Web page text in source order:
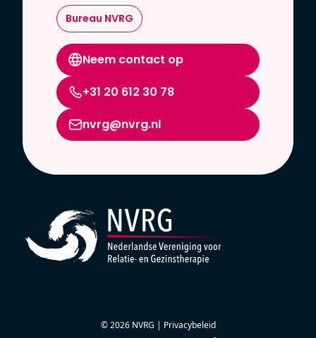
Bureau NVRG
Neem contact op
+31 20 612 30 78
nvrg@nvrg.nl
© 2026 NVRG | Privacybeleid